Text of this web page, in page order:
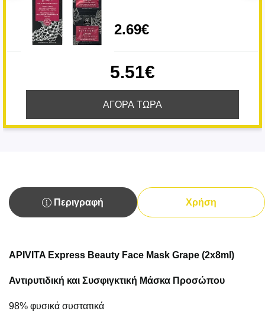
2.69€
5.51€
ΑΓΟΡΑ ΤΩΡΑ
Περιγραφή Χρήση
APIVITA Express Beauty Face Mask Grape (2x8ml)
Αντιρυτιδική και Συσφιγκτική Μάσκα Προσώπου
98% φυσικά συστατικά